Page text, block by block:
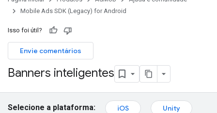
Mobile Ads SDK (Legacy) for Android
Isso foi útil?
Envie comentários
Banners inteligentes
Selecione a plataforma: iOS
Unity